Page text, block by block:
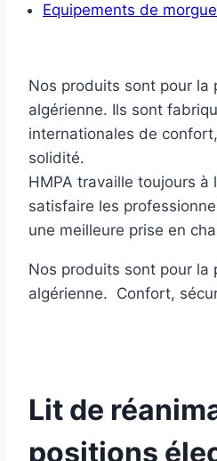
Equipements de
Nos produits sont pour
algérienne. Ils sont
internationales de
solidité.
HMPA travaille toujours à
satisfaire les
une meilleure prise en
Nos produits sont pour
algérienne. Confort,
Lit de
positions